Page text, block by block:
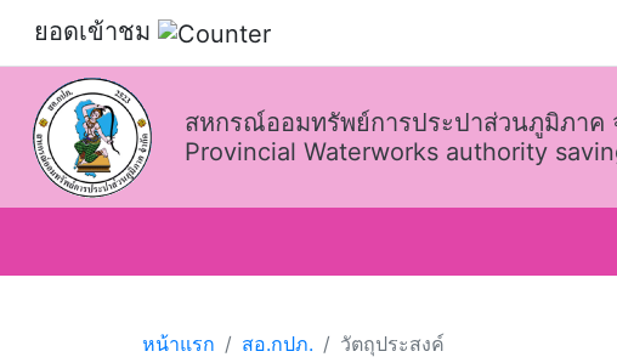
ยอดเข้าชม
สหกรณ์ออมทรัพย์การประปาส่วนภูมิภาค
Provincial Waterworks authority
หน้าแรก สอ.กปภ. วัตถุประสงค์